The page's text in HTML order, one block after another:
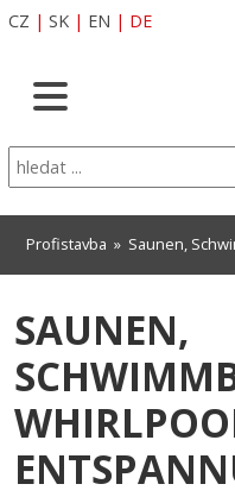
CZ | SK | EN | DE
Profistavba » Saunen,
SAUNEN,